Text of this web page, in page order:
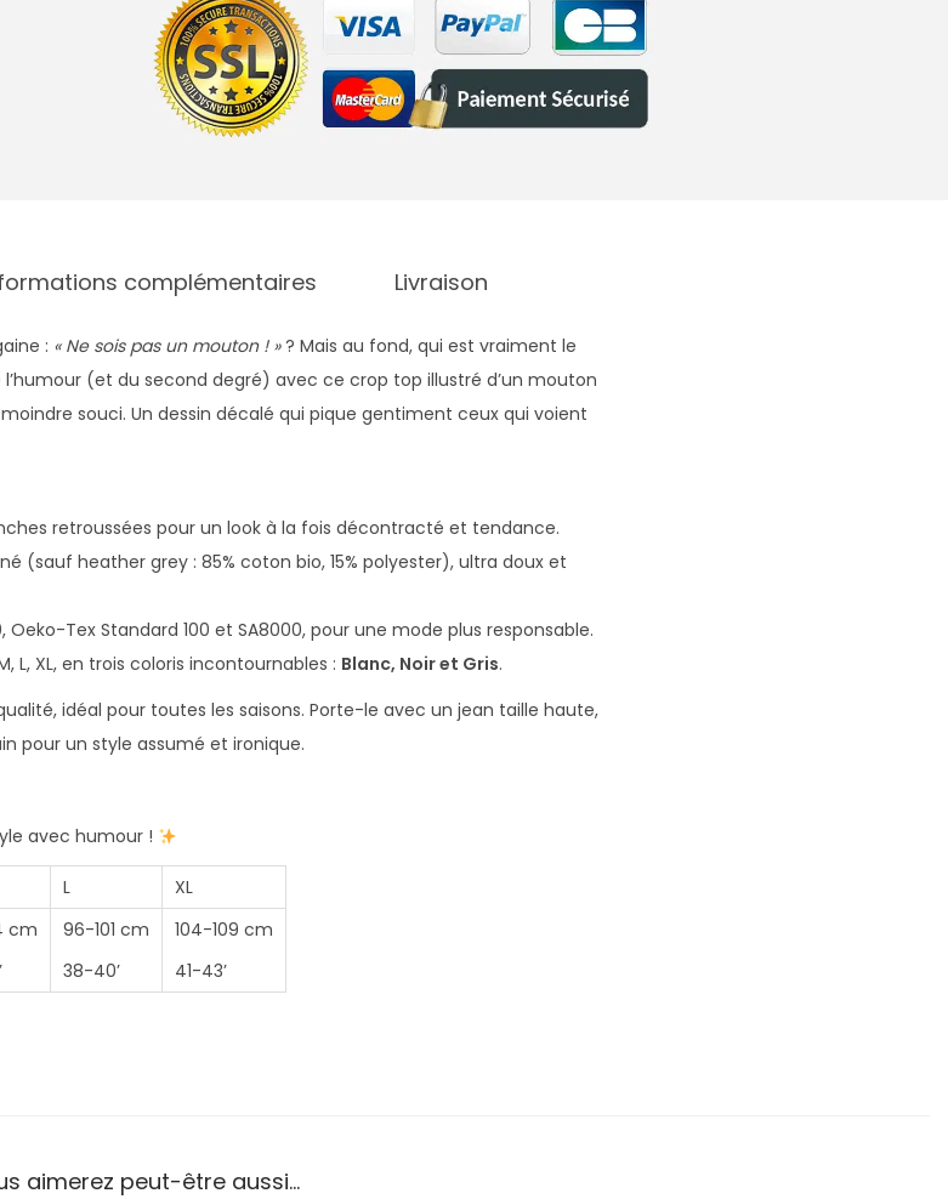
i
t
é
d
e
p
o
p
B
M
t
complémentaires Livraison
: « Ne sois pas un mouton ! »? Mais au fond, qui est vraiment le
(et du second degré) avec ce crop top illustré d’un mouton
souci. Un dessin décalé qui pique gentiment ceux qui voient
retroussées pour un look à la fois décontracté et tendance.
(sauf heather grey : 85% coton bio, 15% polyester), ultra doux et
Oeko-Tex Standard 100 et SA8000, pour une mode plus responsable.
L, XL, en trois coloris incontournables : Blanc, Noir et Gris.
idéal pour toutes les saisons. Porte-le avec un jean taille haute,
pour un style assumé et ironique.
avec humour !
L XL
cm
96-101 cm
38-40’
104-109 cm
41-43’
aimerez peut-être aussi…